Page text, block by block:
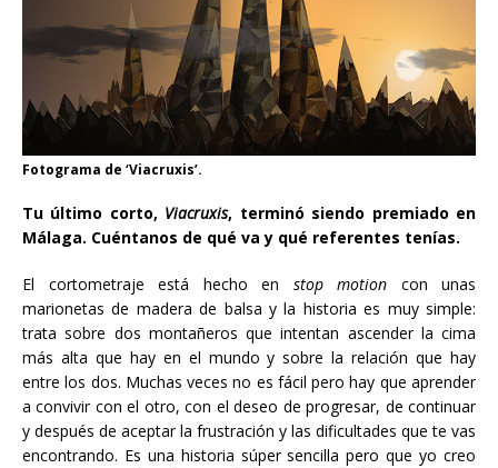
Fotograma de ‘Viacruxis’.
Tu último corto, Viacruxis, terminó siendo premiado en
Málaga. Cuéntanos de qué va y qué referentes tenías.
El cortometraje está hecho en stop motion con unas
marionetas de madera de balsa y la historia es muy simple:
trata sobre dos montañeros que intentan ascender la cima
más alta que hay en el mundo y sobre la relación que hay
entre los dos. Muchas veces no es fácil pero hay que aprender
a convivir con el otro, con el deseo de progresar, de continuar
y después de aceptar la frustración y las dificultades que te vas
encontrando. Es una historia súper sencilla pero que yo creo